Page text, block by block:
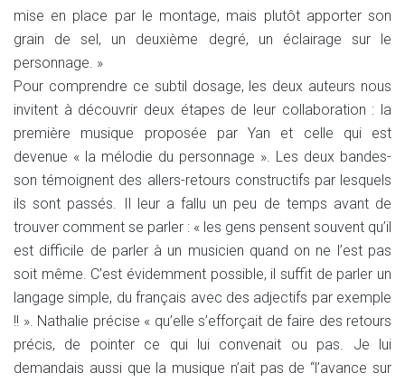
mise en place par le montage, mais plutôt apporter son
grain de sel, un deuxième degré, un éclairage sur le
personnage. »
Pour comprendre ce subtil dosage, les deux auteurs nous
invitent à découvrir deux étapes de leur collaboration : la
première musique proposée par Yan et celle qui est
devenue « la mélodie du personnage ». Les deux bandes-
son témoignent des allers-retours constructifs par lesquels
ils sont passés. Il leur a fallu un peu de temps avant de
trouver comment se parler : « les gens pensent souvent qu’il
est difficile de parler à un musicien quand on ne l’est pas
soit même. C’est évidemment possible, il suffit de parler un
langage simple, du français avec des adjectifs par exemple
!! ». Nathalie précise « qu’elle s’efforçait de faire des retours
précis, de pointer ce qui lui convenait ou pas. Je lui
demandais aussi que la musique n’ait pas de “l’avance sur